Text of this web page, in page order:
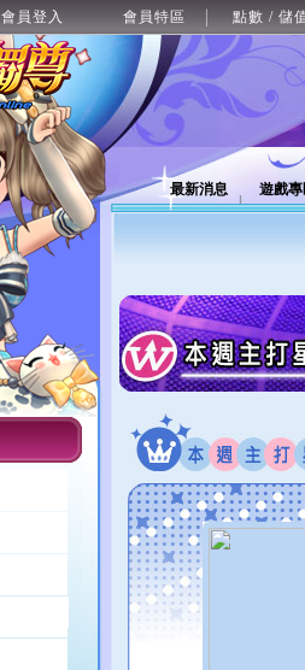
會員登入 會員特區 點數 / 儲
最新消息 遊戲